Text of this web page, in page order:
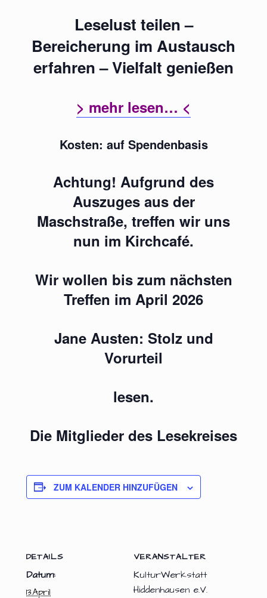
Leselust teilen –
Bereicherung im Austausch
erfahren – Vielfalt genießen
> mehr lesen… <
Kosten: auf Spendenbasis
Achtung! Aufgrund des
Auszuges aus der
Maschstraße, treffen wir uns
nun im Kirchcafé.
Wir wollen bis zum nächsten
Treffen im April 2026
Jane Austen: Stolz und
Vorurteil
lesen.
Die Mitglieder des Lesekreises
ZUM KALENDER HINZUFÜGEN
DETAILS
Datum:
13.April
VERANSTALTER
KulturWerkstatt
Hiddenhausen e.V.